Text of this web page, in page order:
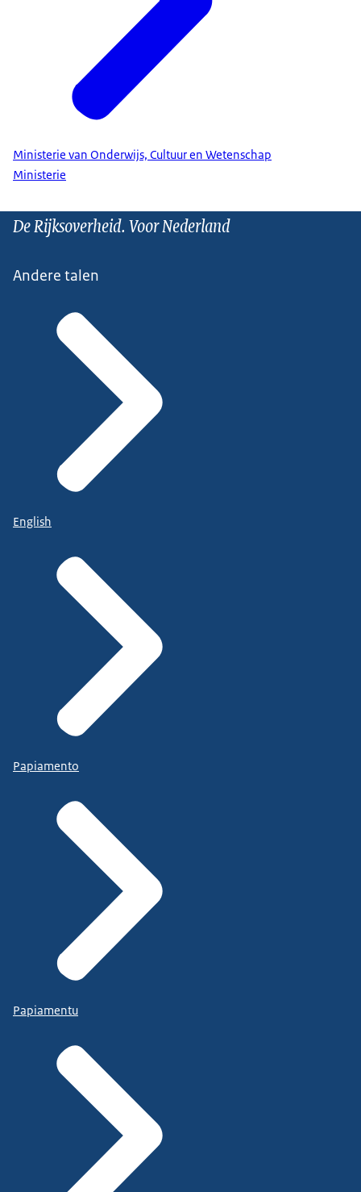
Ministerie van Onderwijs, Cultuur en Wetenschap
Ministerie
De Rijksoverheid. Voor Nederland
Andere talen
English
Papiamento
Papiamentu